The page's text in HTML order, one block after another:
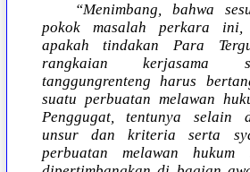
“Menimbang, bahwa
pokok masalah perkara ini,
apakah tindakan Para
rangkaian kerjasama
tanggungrenteng harus
suatu perbuatan melawan
Penggugat, tentunya selain
unsur dan kriteria serta
perbuatan melawan hukum